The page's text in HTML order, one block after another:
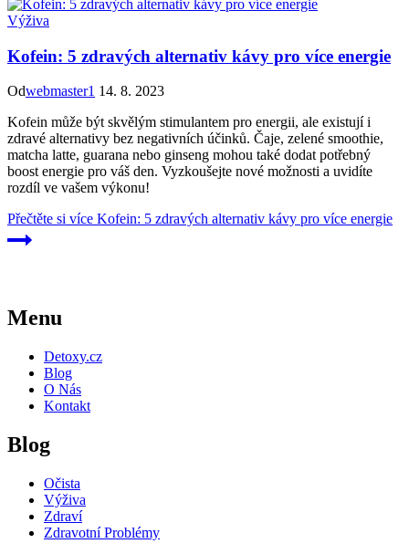
Výživa
Kofein: 5 zdravých alternativ kávy pro více energie
Odwebmaster1 14. 8. 2023
Kofein může být skvělým stimulantem pro energii, ale existují i
zdravé alternativy bez negativních účinků. Čaje, zelené smoothie,
matcha latte, guarana nebo ginseng mohou také dodat potřebný
boost energie pro váš den. Vyzkoušejte nové možnosti a uvidíte
rozdíl ve vašem výkonu!
Přečtěte si více Kofein: 5 zdravých alternativ kávy pro více energie
Menu
Detoxy.cz
Blog
O Nás
Kontakt
Blog
Očista
Výživa
Zdraví
Zdravotní Problémy